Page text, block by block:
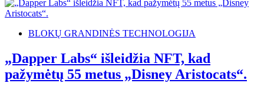
BLOKŲ GRANDINĖS TECHNOLOGIJA
„Dapper Labs“ išleidžia NFT, kad
pažymėtų 55 metus „Disney Aristocats“.